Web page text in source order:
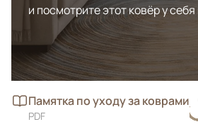
и посмотрите этот ковёр у
Памятка по уходу за коврами
PDF